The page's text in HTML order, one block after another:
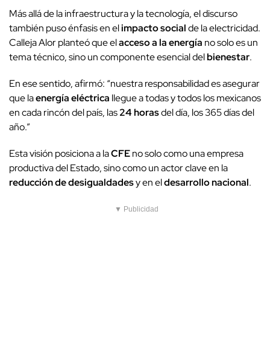
Más allá de la infraestructura y la tecnología, el discurso
también puso énfasis en elimpacto socialde la electricidad.
Calleja Alor planteó que elacceso a la energía no solo es un
tema técnico, sino un componente esencial delbienestar.
En ese sentido, afirmó: “nuestra responsabilidad es asegurar
que laenergía eléctrica llegue a todas y todos los mexicanos
en cada rincón del país, las24 horasdel día, los 365 días del
año.”
Esta visión posiciona a laCFEno solo como una empresa
productiva del Estado, sino como un actor clave en la
reducción de desigualdadesy en eldesarrollo nacional.
▼ Publicidad